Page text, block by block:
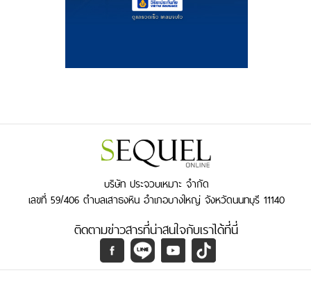
บริษัท ประจวบเหมาะ จำกัด
เลขที่ 59/406 ตำบลเสาธงหิน อำเภอบางใหญ่ จังหวัดนนทบุรี 11140
ติดตามข่าวสารที่น่าสนใจกับเราได้ที่นี่